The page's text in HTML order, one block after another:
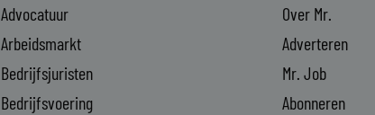
Advocatuur
Arbeidsmarkt
Bedrijfsjuristen
Bedrijfsvoering
Over Mr.
Adverteren
Mr. Job
Abonneren